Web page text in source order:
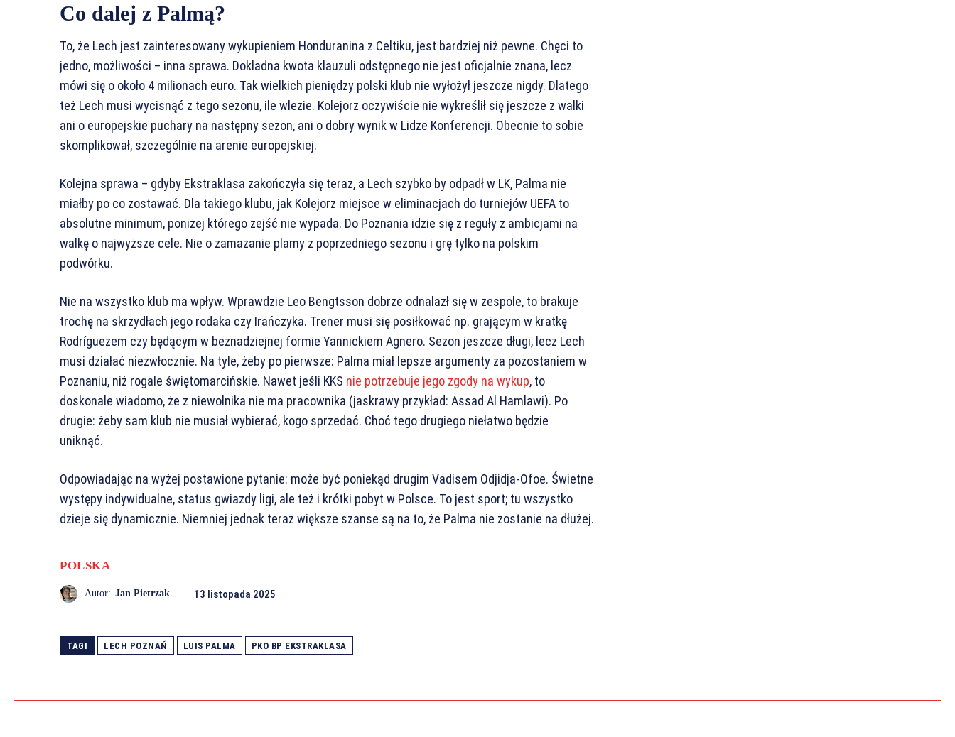
Co dalej z Palmą?
To, że Lech jest zainteresowany wykupieniem Honduranina z Celtiku, jest bardziej niż pewne. Chęci to
jedno, możliwości – inna sprawa. Dokładna kwota klauzuli odstępnego nie jest oficjalnie znana, lecz
mówi się o około 4 milionach euro. Tak wielkich pieniędzy polski klub nie wyłożył jeszcze nigdy. Dlatego
też Lech musi wycisnąć z tego sezonu, ile wlezie. Kolejorz oczywiście nie wykreślił się jeszcze z walki
ani o europejskie puchary na następny sezon, ani o dobry wynik w Lidze Konferencji. Obecnie to sobie
skomplikował, szczególnie na arenie europejskiej.
Kolejna sprawa – gdyby Ekstraklasa zakończyła się teraz, a Lech szybko by odpadł w LK, Palma nie
miałby po co zostawać. Dla takiego klubu, jak Kolejorz miejsce w eliminacjach do turniejów UEFA to
absolutne minimum, poniżej którego zejść nie wypada. Do Poznania idzie się z reguły z ambicjami na
walkę o najwyższe cele. Nie o zamazanie plamy z poprzedniego sezonu i grę tylko na polskim
podwórku.
Nie na wszystko klub ma wpływ. Wprawdzie Leo Bengtsson dobrze odnalazł się w zespole, to brakuje
trochę na skrzydłach jego rodaka czy Irańczyka. Trener musi się posiłkować np. grającym w kratkę
Rodríguezem czy będącym w beznadziejnej formie Yannickiem Agnero. Sezon jeszcze długi, lecz Lech
musi działać niezwłocznie. Na tyle, żeby po pierwsze: Palma miał lepsze argumenty za pozostaniem w
Poznaniu, niż rogale świętomarcińskie. Nawet jeśli KKS nie potrzebuje jego zgody na wykup, to
doskonale wiadomo, że z niewolnika nie ma pracownika (jaskrawy przykład: Assad Al Hamlawi). Po
drugie: żeby sam klub nie musiał wybierać, kogo sprzedać. Choć tego drugiego niełatwo będzie
uniknąć.
Odpowiadając na wyżej postawione pytanie: może być poniekąd drugim Vadisem Odjidja-Ofoe. Świetne
występy indywidualne, status gwiazdy ligi, ale też i krótki pobyt w Polsce. To jest sport; tu wszystko
dzieje się dynamicznie. Niemniej jednak teraz większe szanse są na to, że Palma nie zostanie na dłużej.
POLSKA
Autor: Jan Pietrzak 13 listopada 2025
TAGI LECH POZNAŃ LUIS PALMA PKO BP EKSTRAKLASA